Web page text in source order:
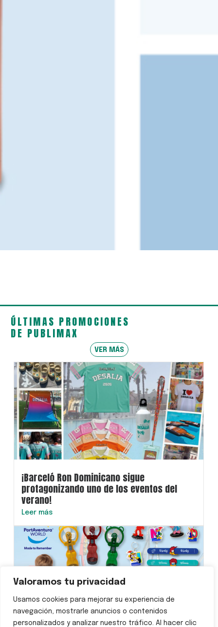
Valoramos tu privacidad
Usamos cookies para mejorar su experiencia de
navegación, mostrarle anuncios o contenidos
personalizados y analizar nuestro tráfico. Al hacer clic
ÚLTIMAS PROMOCIONES
DE PUBLIMAX
VER MÁS
¡Barceló Ron Dominicano sigue
protagonizando uno de los eventos del
verano!
Leer más